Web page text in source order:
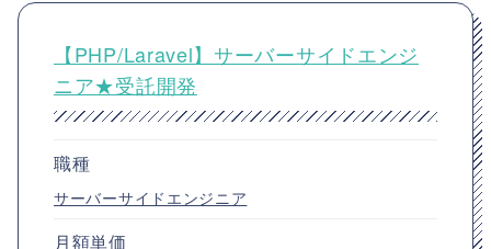
【PHP/Laravel】サーバーサイドエンジ
ニア★受託開発
職種
サーバーサイドエンジニア
月額単価